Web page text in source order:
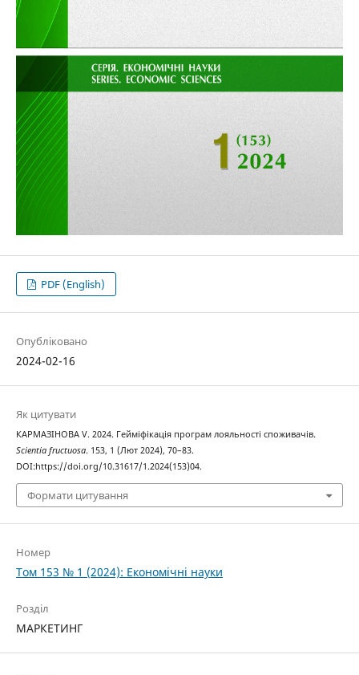
PDF (English)
Опубліковано
2024-02-16
Як цитувати
КАРМАЗІНОВА V. 2024. Гейміфікація програм лояльності споживачів.
Scientia fructuosa. 153, 1 (Лют 2024), 70–83.
DOI:https://doi.org/10.31617/1.2024(153)04.
Формати цитування
Номер
Том 153 № 1 (2024): Економічні науки
Розділ
МАРКЕТИНГ